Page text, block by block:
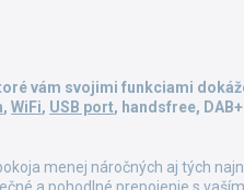
vám svojimi funkciami
, WiFi, USB port, handsfree, DAB+
menej náročných aj tých
a pohodlné prepojenie s